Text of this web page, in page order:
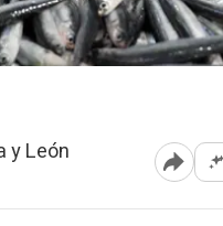
y León
Abrir